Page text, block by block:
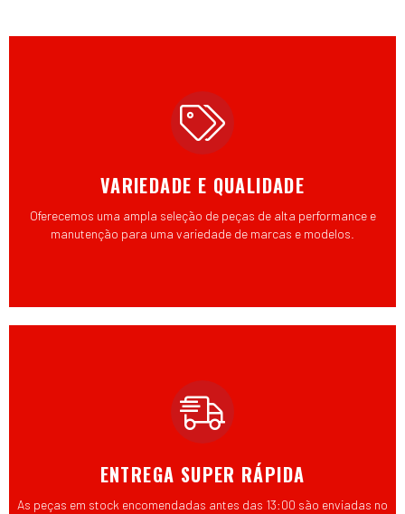
VARIEDADE E QUALIDADE
Oferecemos uma ampla seleção de peças de alta performance e
manutenção para uma variedade de marcas e modelos.
ENTREGA SUPER RÁPIDA
As peças em stock encomendadas antes das 13:00 são enviadas no